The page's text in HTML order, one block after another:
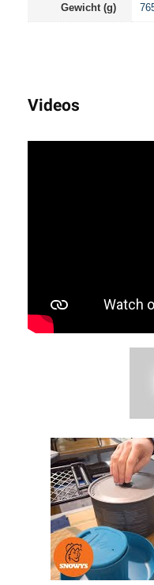
Gewicht (g)
Videos